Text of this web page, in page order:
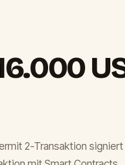
2-Transaktion